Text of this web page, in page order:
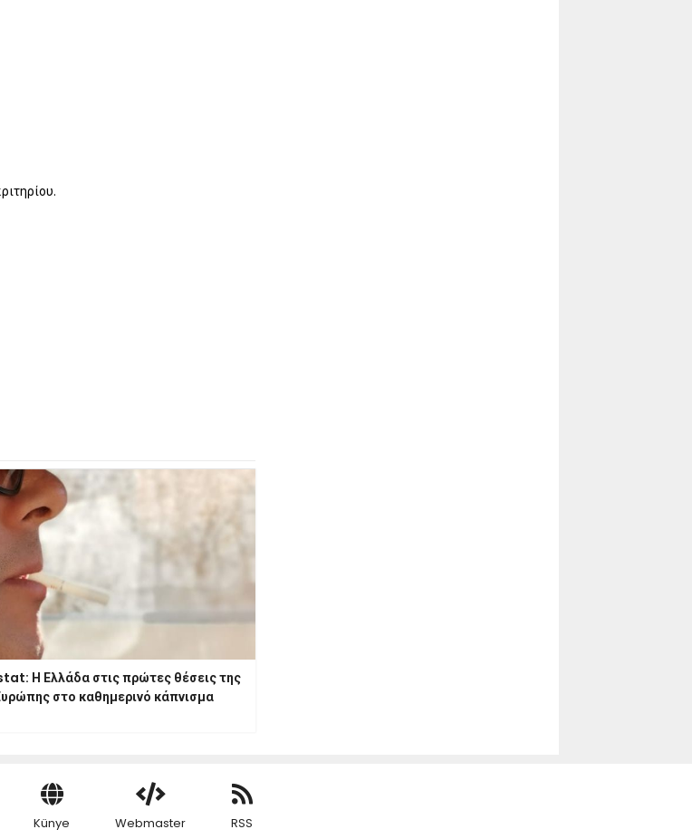
Η Ελλάδα στις πρώτες θέσεις της
στο καθημερινό κάπνισμα
Künye Webmaster RSS